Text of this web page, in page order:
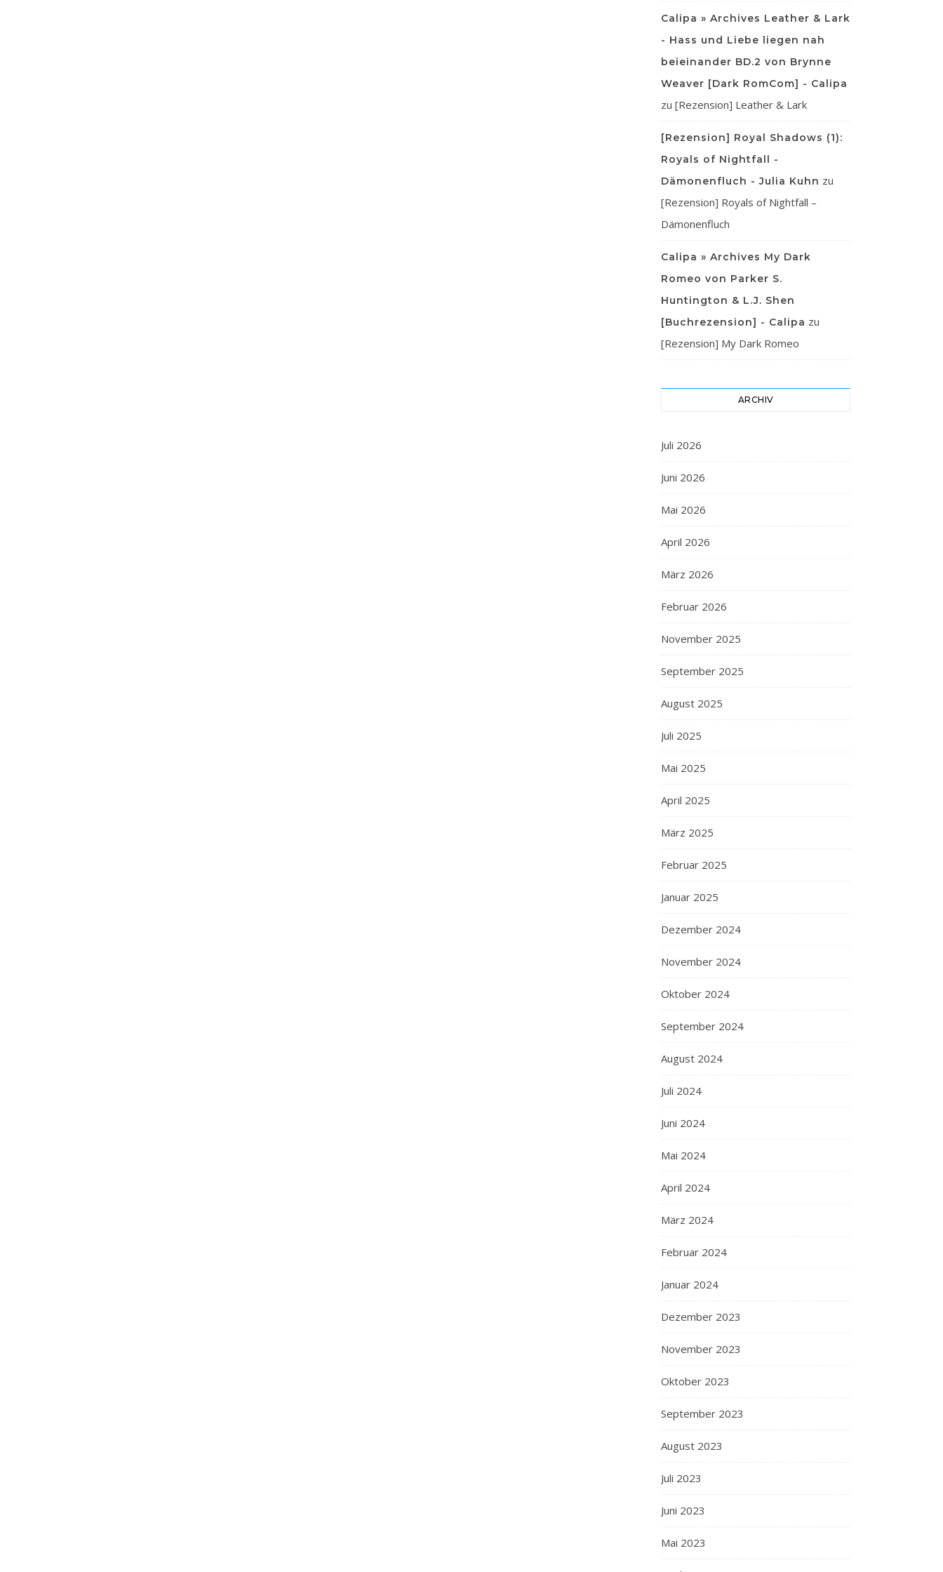
Calipa » Archives Leather & Lark
- Hass und Liebe liegen nah
beieinander BD.2 von Brynne
Weaver [Dark RomCom] - Calipa
zu [Rezension] Leather & Lark
[Rezension] Royal Shadows (1):
Royals of Nightfall -
Dämonenfluch - Julia Kuhn zu
[Rezension] Royals of Nightfall –
Dämonenfluch
Calipa » Archives My Dark
Romeo von Parker S.
Huntington & L.J. Shen
[Buchrezension] - Calipa zu
[Rezension] My Dark Romeo
ARCHIV
Juli 2026
Juni 2026
Mai 2026
April 2026
März 2026
Februar 2026
November 2025
September 2025
August 2025
Juli 2025
Mai 2025
April 2025
März 2025
Februar 2025
Januar 2025
Dezember 2024
November 2024
Oktober 2024
September 2024
August 2024
Juli 2024
Juni 2024
Mai 2024
April 2024
März 2024
Februar 2024
Januar 2024
Dezember 2023
November 2023
Oktober 2023
September 2023
August 2023
Juli 2023
Juni 2023
Mai 2023